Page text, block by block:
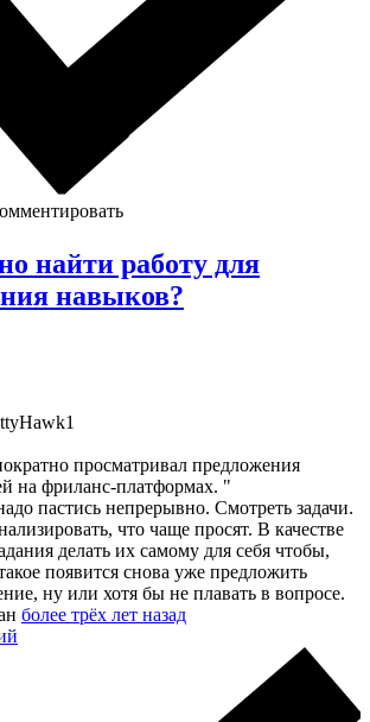
найти работу для
навыков?
просматривал предложения
на фриланс-платформах. "
пастись непрерывно. Смотреть задачи.
что чаще просят. В качестве
делать их самому для себя чтобы,
появится снова уже предложить
ну или хотя бы не плавать в вопросе.
более трёх лет назад